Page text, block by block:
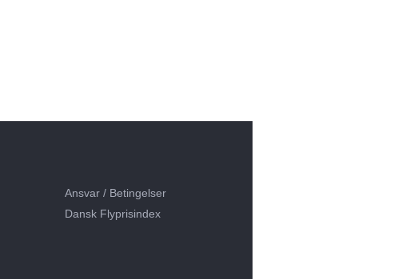
Ansvar / Betingelser
Dansk Flyprisindex